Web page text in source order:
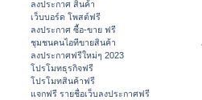
ลงประกาศ สินค้า
เว็บบอร์ด โพสต์ฟรี
ลงประกาศ ซื้อ-ขาย ฟรี
ชุมชนคนไอทีขายสินค้า
ลงประกาศฟรีใหม่ๆ 2023
โปรโมทธุรกิจฟรี
โปรโมทสินค้าฟรี
แจกฟรี รายชื่อเว็บลงประกาศฟรี